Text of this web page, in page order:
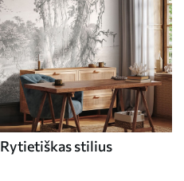
Rytietiškas stilius